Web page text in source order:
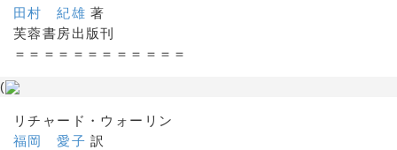
田村 紀雄 著
芙蓉書房出版刊
＝＝＝＝＝＝＝＝＝＝＝＝
(
リチャード・ウォーリン
福岡 愛子 訳